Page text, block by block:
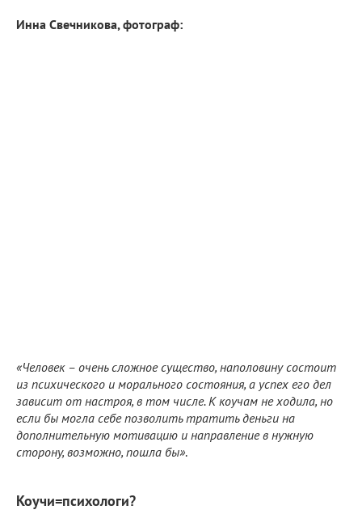
Инна Свечникова, фотограф:
«Человек – очень сложное существо, наполовину состоит
из психического и морального состояния, а успех его дел
зависит от настроя, в том числе. К коучам не ходила, но
если бы могла себе позволить тратить деньги на
дополнительную мотивацию и направление в нужную
сторону, возможно, пошла бы».
Коучи=психологи?